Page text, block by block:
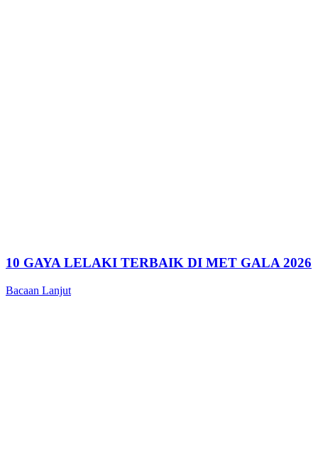
10 GAYA LELAKI TERBAIK DI MET GALA 2026
Bacaan Lanjut